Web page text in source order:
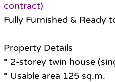
contract)
Fully Furnished & Ready
Property Details
* 2-storey twin house
* Usable area 125 sq.m.